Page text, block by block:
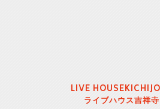
LIVE HOUSE
ライブハウス吉祥